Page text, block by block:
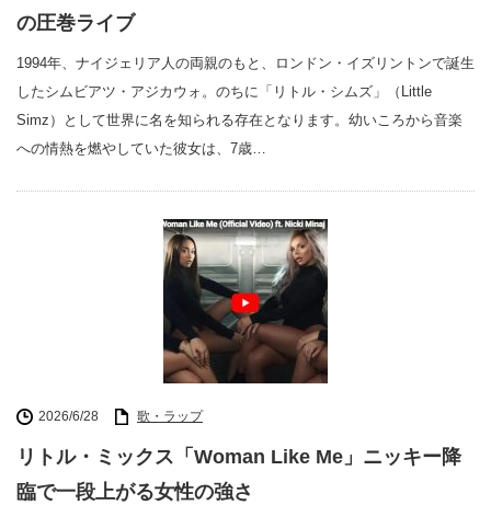
の圧巻ライブ
1994年、ナイジェリア人の両親のもと、ロンドン・イズリントンで誕生
したシムビアツ・アジカウォ。のちに「リトル・シムズ」（Little
Simz）として世界に名を知られる存在となります。幼いころから音楽
への情熱を燃やしていた彼女は、7歳…
2026/6/28 歌・ラップ
リトル・ミックス「Woman Like Me」ニッキー降
臨で一段上がる女性の強さ